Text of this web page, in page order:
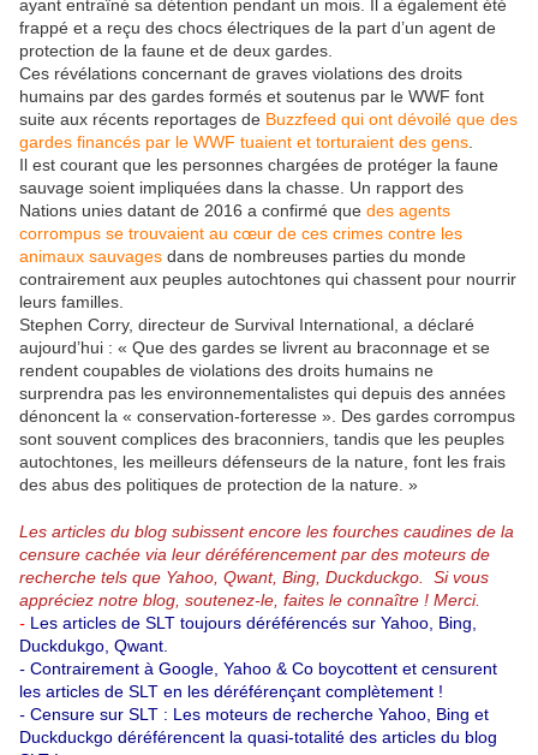
ayant entraîné sa détention pendant un mois. Il a également été
frappé et a reçu des chocs électriques de la part d’un agent de
protection de la faune et de deux gardes.
Ces révélations concernant de graves violations des droits
humains par des gardes formés et soutenus par le WWF font
suite aux récents reportages de Buzzfeed qui ont dévoilé que des
gardes financés par le WWF tuaient et torturaient des gens
Il est courant que les personnes chargées de protéger la faune
sauvage soient impliquées dans la chasse. Un rapport des
Nations unies datant de 2016 a confirmé que des agents
corrompus se trouvaient au cœur de ces crimes contre les
animaux sauvages dans de nombreuses parties du monde
contrairement aux peuples autochtones qui chassent pour nourrir
leurs familles.
Stephen Corry, directeur de Survival International, a déclaré
aujourd’hui : « Que des gardes se livrent au braconnage et se
rendent coupables de violations des droits humains ne
surprendra pas les environnementalistes qui depuis des années
dénoncent la « conservation-forteresse ». Des gardes corrompus
sont souvent complices des braconniers, tandis que les peuples
autochtones, les meilleurs défenseurs de la nature, font les frais
des abus des politiques de protection de la nature. »
Les articles du blog subissent encore les fourches caudines de la
censure cachée via leur déréférencement par des moteurs de
recherche tels que Yahoo, Qwant, Bing, Duckduckgo.
Si vous
appréciez notre blog, soutenez-le, faites le connaître ! Merci.
- Les articles de SLT toujours déréférencés sur Yahoo, Bing,
Duckdukgo, Qwant.
- Contrairement à Google, Yahoo & Co boycottent et censurent
les articles de SLT en les déréférençant complètement !
- Censure sur SLT : Les moteurs de recherche Yahoo, Bing et
Duckduckgo déréférencent la quasi-totalité des articles du blog